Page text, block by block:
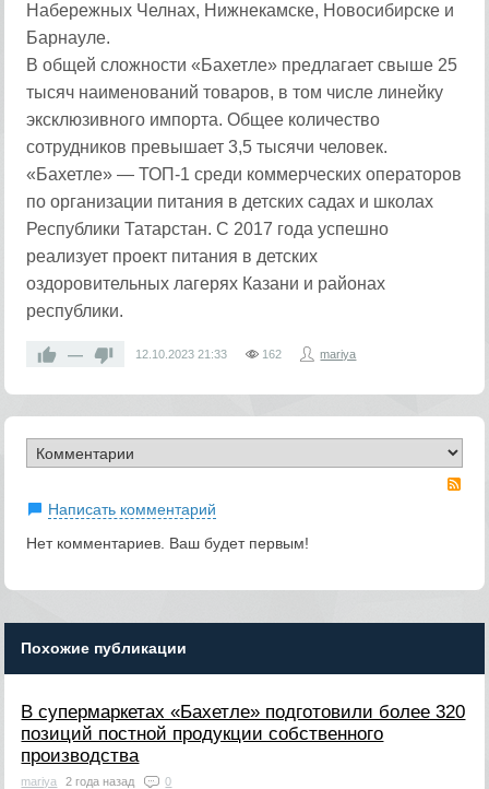
Набережных Челнах, Нижнекамске, Новосибирске и
Барнауле.
В общей сложности «Бахетле» предлагает свыше 25
тысяч наименований товаров, в том числе линейку
эксклюзивного импорта. Общее количество
сотрудников превышает 3,5 тысячи человек.
«Бахетле» — ТОП-1 среди коммерческих операторов
по организации питания в детских садах и школах
Республики Татарстан. С 2017 года успешно
реализует проект питания в детских
оздоровительных лагерях Казани и районах
республики.
— 12.10.2023 21:33 162 mariya
Написать комментарий
Нет комментариев. Ваш будет первым!
Похожие публикации
В супермаркетах «Бахетле» подготовили более 320
позиций постной продукции собственного
производства
mariya 2 года назад 0